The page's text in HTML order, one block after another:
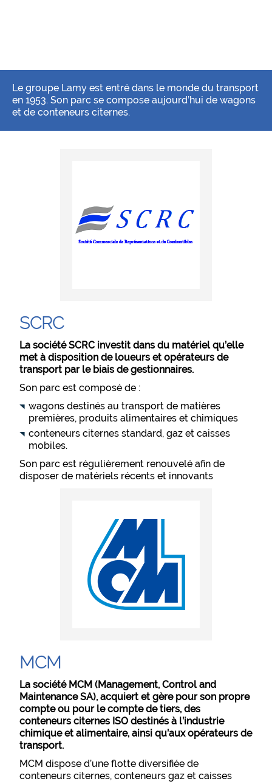
Le groupe Lamy est entré dans le monde du transport
en 1953. Son parc se compose aujourd’hui de wagons
et de conteneurs citernes.
SCRC
La société SCRC investit dans du matériel qu’elle
met à disposition de loueurs et opérateurs de
transport par le biais de gestionnaires.
Son parc est composé de :
wagons destinés au transport de matières
premières, produits alimentaires et chimiques
conteneurs citernes standard, gaz et caisses
mobiles.
Son parc est régulièrement renouvelé afin de
disposer de matériels récents et innovants
MCM
La société MCM (Management, Control and
Maintenance SA), acquiert et gère pour son propre
compte ou pour le compte de tiers, des
conteneurs citernes ISO destinés à l’industrie
chimique et alimentaire, ainsi qu’aux opérateurs de
transport.
MCM dispose d’une flotte diversifiée de
conteneurs citernes, conteneurs gaz et caisses